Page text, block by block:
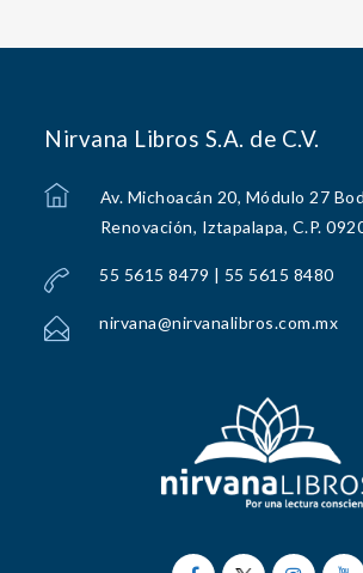
Nirvana Libros S.A. de C.V.
Av. Michoacán 20, Módulo 27
Renovación, Iztapalapa, C.P.
55 5615 8479 | 55 5615 8480
nirvana@nirvanalibros.com.mx